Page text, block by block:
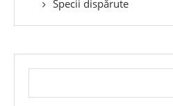
Specii dispărute